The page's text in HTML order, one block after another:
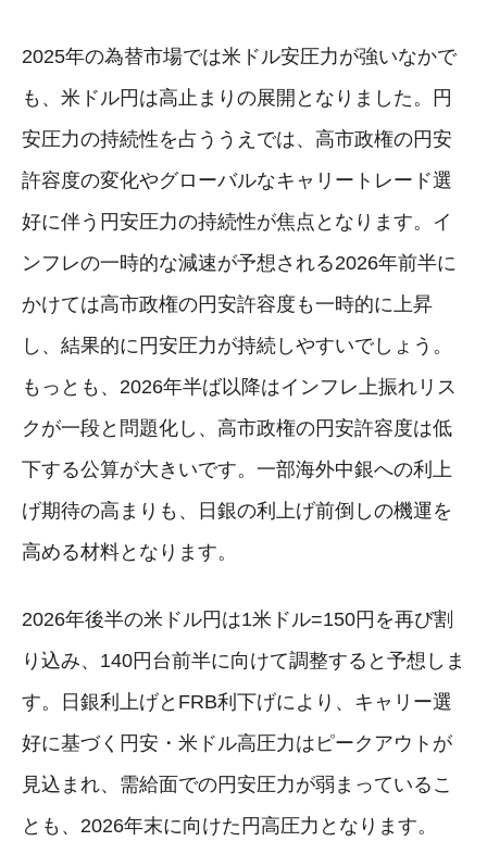
2025年の為替市場では米ドル安圧力が強いなかで
も、米ドル円は高止まりの展開となりました。円
安圧力の持続性を占ううえでは、高市政権の円安
許容度の変化やグローバルなキャリートレード選
好に伴う円安圧力の持続性が焦点となります。イ
ンフレの一時的な減速が予想される2026年前半に
かけては高市政権の円安許容度も一時的に上昇
し、結果的に円安圧力が持続しやすいでしょう。
もっとも、2026年半ば以降はインフレ上振れリス
クが一段と問題化し、高市政権の円安許容度は低
下する公算が大きいです。一部海外中銀への利上
げ期待の高まりも、日銀の利上げ前倒しの機運を
高める材料となります。
2026年後半の米ドル円は1米ドル=150円を再び割
り込み、140円台前半に向けて調整すると予想しま
す。日銀利上げとFRB利下げにより、キャリー選
好に基づく円安・米ドル高圧力はピークアウトが
見込まれ、需給面での円安圧力が弱まっているこ
とも、2026年末に向けた円高圧力となります。